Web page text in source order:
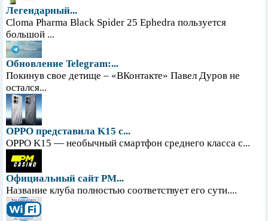
Легендарный...
Cloma Pharma Black Spider 25 Ephedra пользуется
большой ...
Обновление Telegram:...
Покинув свое детище – «ВКонтакте» Павел Дуров не
остался...
OPPO представила K15 с...
OPPO K15 — необычный смартфон среднего класса с...
Официальный сайт PM...
Название клуба полностью соответствует его сути....